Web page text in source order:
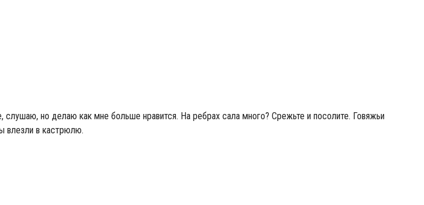
слушаю, но делаю как мне больше нравится. На ребрах сала много? Срежьте и посолите. Говяжьи
влезли в кастрюлю.